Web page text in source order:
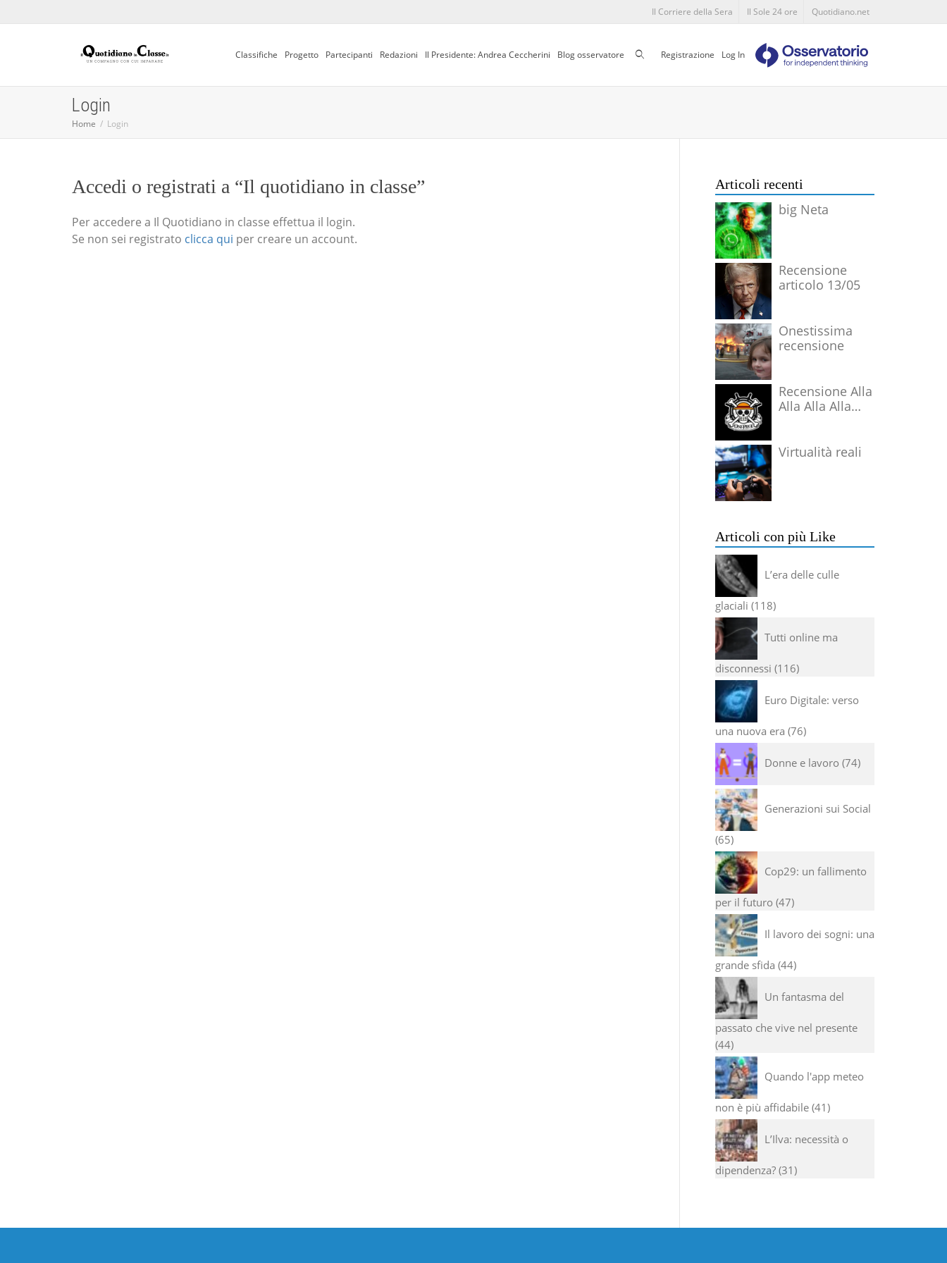
Il Corriere della Sera Il Sole 24 ore Quotidiano.net
Classifiche Progetto Partecipanti Redazioni Il Presidente: Andrea Ceccherini Blog osservatore CercaRegistrazione Log In
Login
Home Login
Accedi o registrati a “Il quotidiano in classe”
Per accedere a Il Quotidiano in classe effettua il login.
Se non sei registrato clicca qui per creare un account.
Articoli recenti
big Neta
Recensione
articolo 13/05
Onestissima
recensione
Recensione Alla
Alla Alla Alla
Virtualità reali
Articoli con più Like
L’era delle culle
glaciali 118
Tutti online ma
disconnessi 116
Euro Digitale: verso
una nuova era 76
Donne e lavoro 74
Generazioni sui Social
65
Cop29: un fallimento
per il futuro 47
Il lavoro dei sogni: una
grande sfida 44
Un fantasma del
passato che vive nel presente
44
Quando l'app meteo
non è più affidabile 41
L’Ilva: necessità o
dipendenza? 31